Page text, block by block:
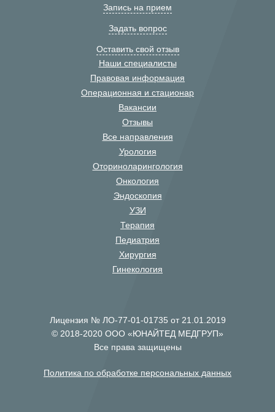
Запись на прием
Задать вопрос
Оставить свой отзыв
Наши специалисты
Правовая информация
Операционная и стационар
Вакансии
Отзывы
Все направления
Урология
Оториноларингология
Онкология
Эндоскопия
УЗИ
Терапия
Педиатрия
Хирургия
Гинекология
Лицензия № ЛО-77-01-01735 от 21.01.2019
© 2018-2020 ООО «ЮНАЙТЕД МЕДГРУП»
Все права защищены
Политика по обработке персональных данных